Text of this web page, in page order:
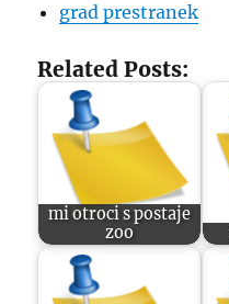
grad prestranek
Related Posts:
mi otroci s postaje
zoo